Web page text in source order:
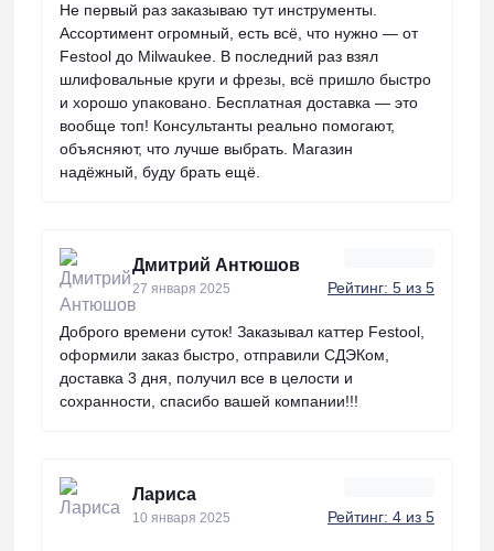
Не первый раз заказываю тут инструменты.
Ассортимент огромный, есть всё, что нужно — от
Festool до Milwaukee. В последний раз взял
шлифовальные круги и фрезы, всё пришло быстро
и хорошо упаковано. Бесплатная доставка — это
вообще топ! Консультанты реально помогают,
объясняют, что лучше выбрать. Магазин
надёжный, буду брать ещё.
Дмитрий Антюшов
27 января 2025 Рейтинг: 5 из 5
Доброго времени суток! Заказывал каттер Festool,
оформили заказ быстро, отправили СДЭКом,
доставка 3 дня, получил все в целости и
сохранности, спасибо вашей компании!!!
Лариса
10 января 2025 Рейтинг: 4 из 5